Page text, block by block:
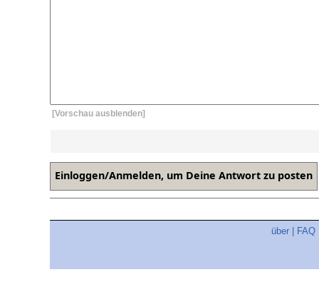
[Vorschau ausblenden]
über FAQ